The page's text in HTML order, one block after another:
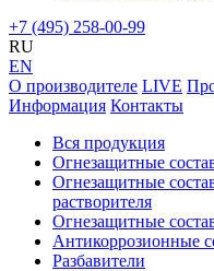
+7 (495) 258-00-99
RU
EN
О производителе LIVE
Информация Контакты
Вся продукция
Огнезащитные
Огнезащитные
растворителя
Огнезащитные
Антикоррозионные
Разбавители